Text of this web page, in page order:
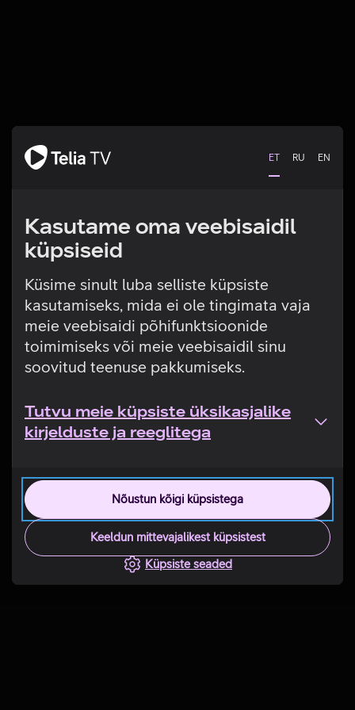
ET RU EN
Kasutame oma veebisaidil
küpsiseid
Küsime sinult luba selliste küpsiste
kasutamiseks, mida ei ole tingimata vaja
meie veebisaidi põhifunktsioonide
toimimiseks või meie veebisaidil sinu
soovitud teenuse pakkumiseks.
Tutvu meie küpsiste üksikasjalike
kirjelduste ja reeglitega
Nõustun kõigi küpsistega
Keeldun mittevajalikest küpsistest
Küpsiste seaded
Tehniline viga